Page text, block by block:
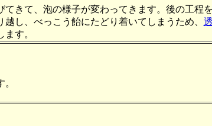
きて、泡の様子が変わってきます。後の工程を
し、べっこう飴にたどり着いてしまうため、
す。